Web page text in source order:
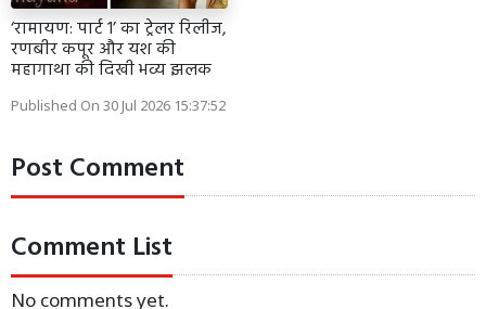
‘रामायण: पार्ट 1’ का ट्रेलर रिलीज,
रणबीर कपूर और यश की
महागाथा की दिखी भव्य झलक
Published On 30 Jul 2026 15:37:52
Post Comment
Comment List
No comments yet.